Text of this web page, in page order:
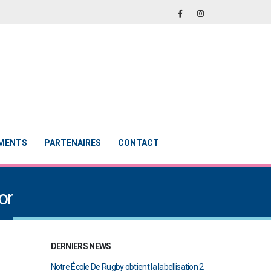
PARTENAIRES CONTACT
DERNIERS NEWS
Le Touch du RCAB se distingue en finale de